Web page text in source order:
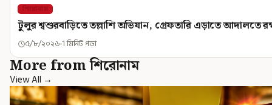
শিরোনাম
টুলুর শ্বশুরবাড়িতে তল্লাশি অভিযান, গ্রেফতারি এড়াতে আদালতে
৫/৮/২০২৬ 1 মিনিট পড়া
More from শিরোনাম
View All →